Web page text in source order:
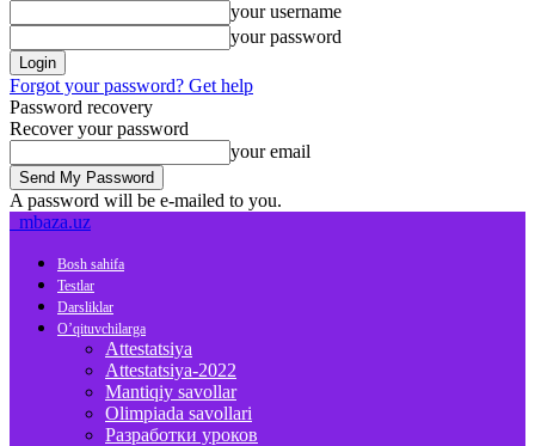
your username
your password
Forgot your password? Get help
Password recovery
Recover your password
your email
A password will be e-mailed to you.
mbaza.uz
Bosh sahifa
Testlar
Darsliklar
O’qituvchilarga
Attestatsiya
Attestatsiya-2022
Mantiqiy savollar
Olimpiada savollari
Разработки уроков